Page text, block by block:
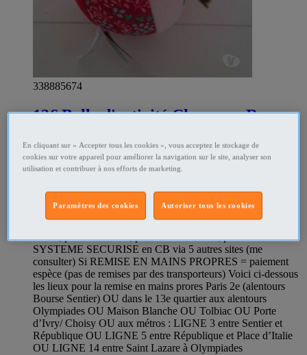
338885674
13€ Balle d'activité Chaperon Rouge
Balle d'activité Chaperon Rouge (Lilluputiens) TARIF 13€
Dès 6 mois. Balle d'activité en tissu 11 cm diamètre avec sons
l'ouie, la motricity, son rythme, éveil sensoriel. Encourage
bébé à se déplacer en faisant rouler le jouet. Pour des
HUIT, puis le 4 et le 1, puis le 4 0 Si envoi, paiementssur le
SYSTEME SECURISE en CB via 5 autres sites (me
consulter) Si REMISE EN MAINS PROPRES = paiement
espèce (pas de remises par des transporteurs) Voici ci-dessous
les lieux pour la remise en mains prores Paris 2e (alentours
Bourse Sentier) OU dans le 13e quartier aux alentours
Olympiades OU Maison Blanche OU Tolbiac OU Porte
d’Ivry/ Choisy OU aux métros : LIGNE 3 entre Sentier et
République OU LIGNE 5 entre République et Place d’Italie
OU LIGNE 14 entre Saint Lazare à Olympiades
En cliquant sur « Accepter tous les cookies », vous acceptez le stockage de
cookies sur votre appareil pour améliorer la navigation sur le site, analyser son
utilisation et contribuer à nos efforts de marketing.
Autoriser tous les cookies
Paramètres des cookies